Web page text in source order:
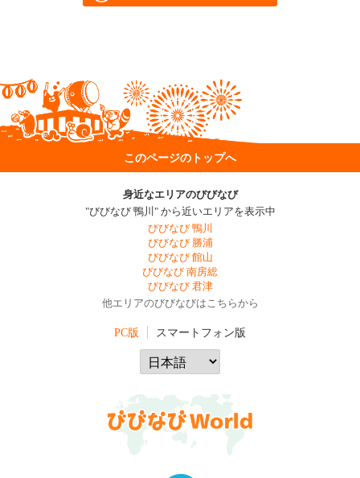
このページのトップへ
身近なエリアのびびなび
"びびなび 鴨川" から近いエリアを表示中
びびなび 鴨川
びびなび 勝浦
びびなび 館山
びびなび 南房総
びびなび 君津
他エリアのびびなびはこちらから
PC版 スマートフォン版